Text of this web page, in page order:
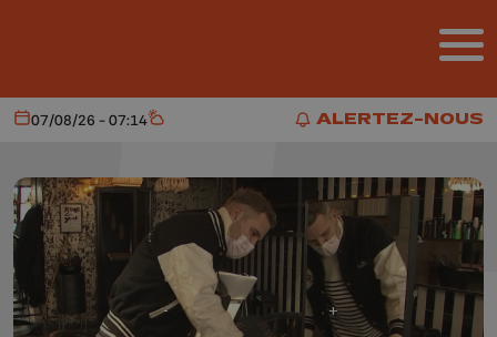
ALERTEZ-NOUS
ALERTEZ-NOUS
Aujourd'hui
07/08/26 - 07:14 Météo